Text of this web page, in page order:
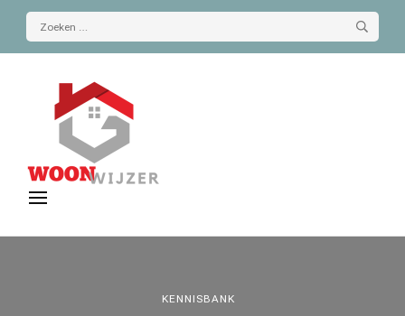
Zoeken
naar:
De-woonwijzer.nl
| Lees alles op het gebied van wonen
KENNISBANK